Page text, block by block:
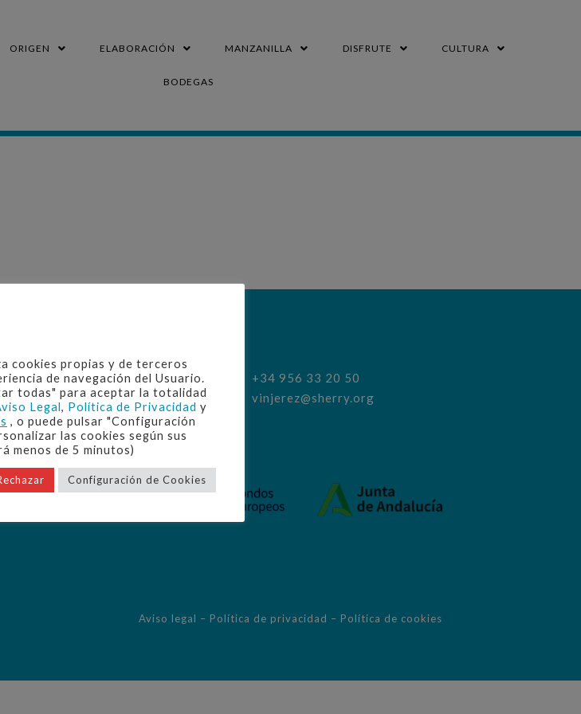
ORIGEN ELABORACIÓN MANZANILLA DISFRUTE CULTURA
BODEGAS
Avda. Alcalde Álvaro Domecq 2
11402 Jerez de la Frontera (Cádiz)
+34 956 33 20 50
vinjerez@sherry.org
Aviso legal – Política de privacidad – Política de cookies
cookies propias y de terceros
de navegación del Usuario.
todas" para aceptar la totalidad
Legal, Política de Privacidad y
, o puede pulsar "Configuración
las cookies según sus
menos de 5 minutos)
Configuración de Cookies